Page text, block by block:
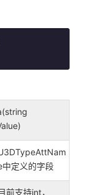
中定义的字段
前支持int，